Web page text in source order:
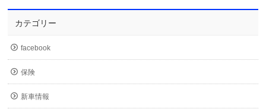
カテゴリー
facebook
保険
新車情報